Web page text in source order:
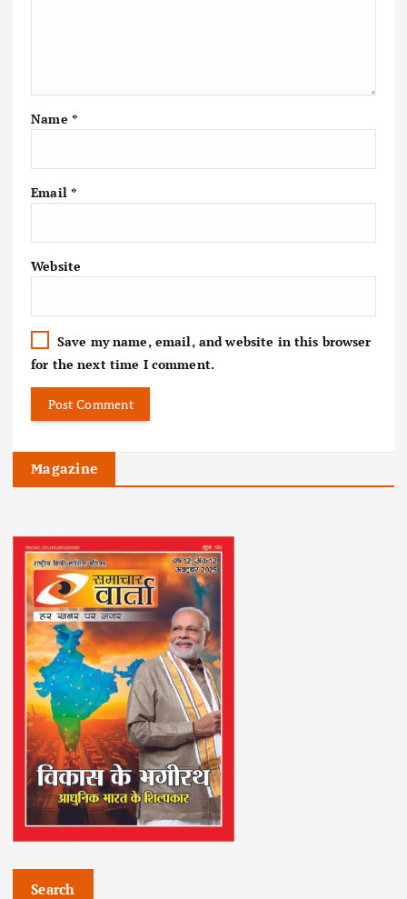
Name *
Email *
Website
Save my name, email, and website in this browser
for the next time I comment.
Magazine
Search